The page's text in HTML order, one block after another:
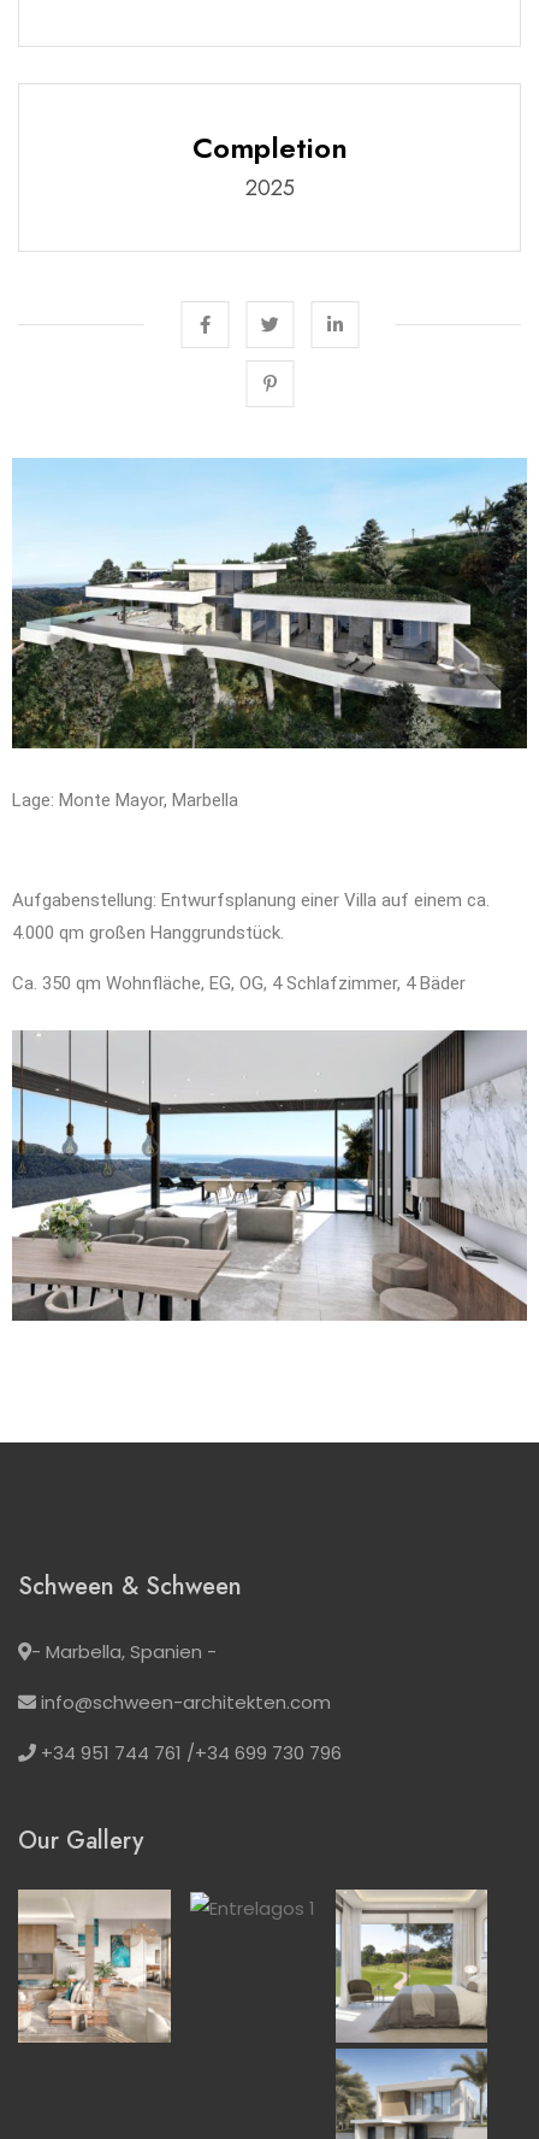
Completion
2025
Lage: Monte Mayor, Marbella
Aufgabenstellung: Entwurfsplanung einer Villa auf einem ca.
4.000 qm großen Hanggrundstück.
Ca. 350 qm Wohnfläche, EG, OG, 4 Schlafzimmer, 4 Bäder
Schween & Schween
- Marbella, Spanien -
info@schween-architekten.com
+34 951 744 761 /+34 699 730 796
Our Gallery